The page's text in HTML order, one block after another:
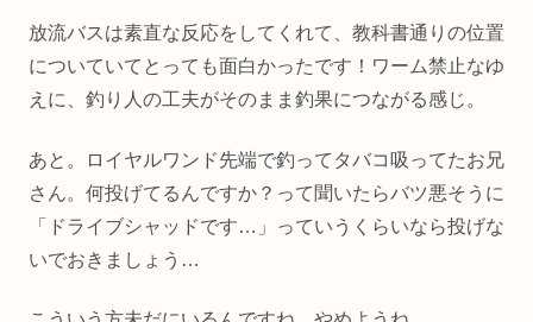
放流バスは素直な反応をしてくれて、教科書通りの位置
についていてとっても面白かったです！ワーム禁止なゆ
えに、釣り人の工夫がそのまま釣果につながる感じ。
あと。ロイヤルワンド先端で釣ってタバコ吸ってたお兄
さん。何投げてるんですか？って聞いたらバツ悪そうに
「ドライブシャッドです…」っていうくらいなら投げな
いでおきましょう…